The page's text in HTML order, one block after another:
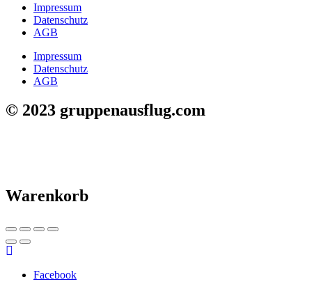
Impressum
Datenschutz
AGB
Impressum
Datenschutz
AGB
© 2023 gruppenausflug.com
Warenkorb
Facebook